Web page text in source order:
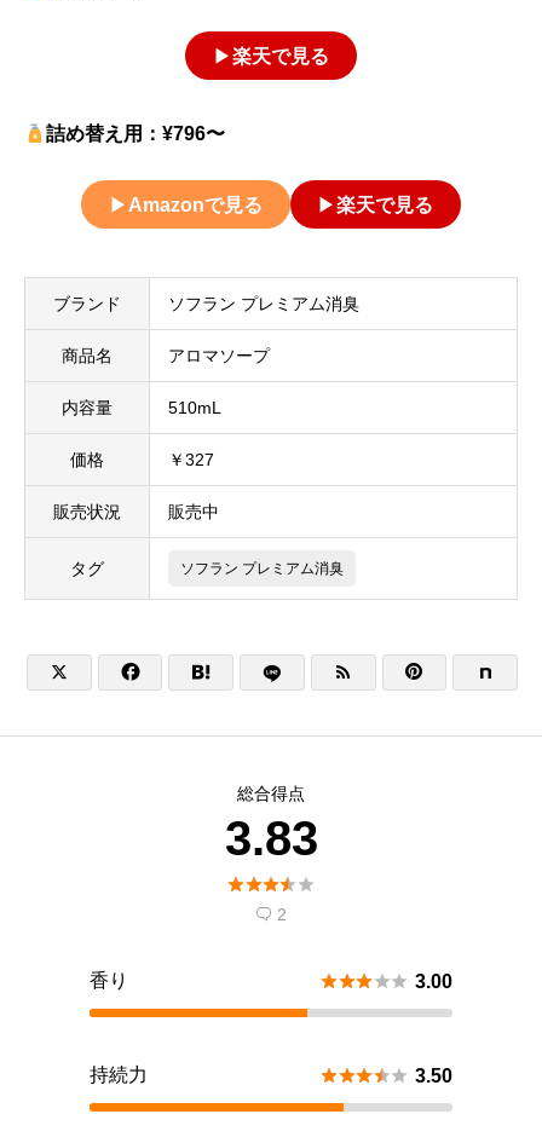
▶楽天で見る
詰め替え用：¥796〜
▶ Amazonで見る ▶楽天で見る
ブランド ソフラン プレミアム消臭
商品名 アロマソープ
内容量 510mL
価格 ￥327
販売状況 販売中
タグ ソフラン プレミアム消臭
    
総合得点
3.83

 2
香り  3.00
持続力  3.50